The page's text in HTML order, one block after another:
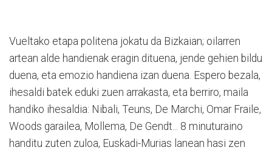
Vueltako etapa politena jokatu da Bizkaian; oilarren
artean alde handienak eragin dituena, jende gehien bildu
duena, eta emozio handiena izan duena. Espero bezala,
ihesaldi batek eduki zuen arrakasta, eta berriro, maila
handiko ihesaldia: Nibali, Teuns, De Marchi, Omar Fraile,
Woods garailea, Mollema, De Gendt... 8 minuturaino
handitu zuten zuloa, Euskadi-Murias lanean hasi zen